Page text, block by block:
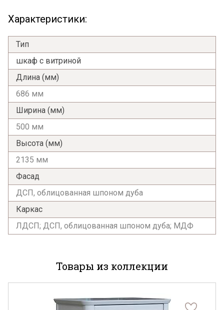
Характеристики:
Тип
шкаф с витриной
Длина (мм)
686 мм
Ширина (мм)
500 мм
Высота (мм)
2135 мм
Фасад
ДСП, облицованная шпоном дуба
Каркас
ЛДСП; ДСП, облицованная шпоном дуба; МДФ
Товары из коллекции